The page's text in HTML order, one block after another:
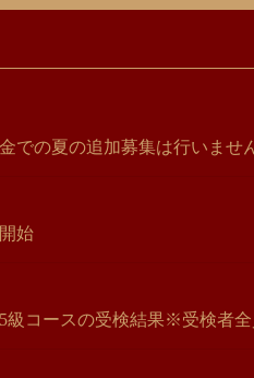
での夏の追加募集は行いませ
始
級コースの受検結果※受検者